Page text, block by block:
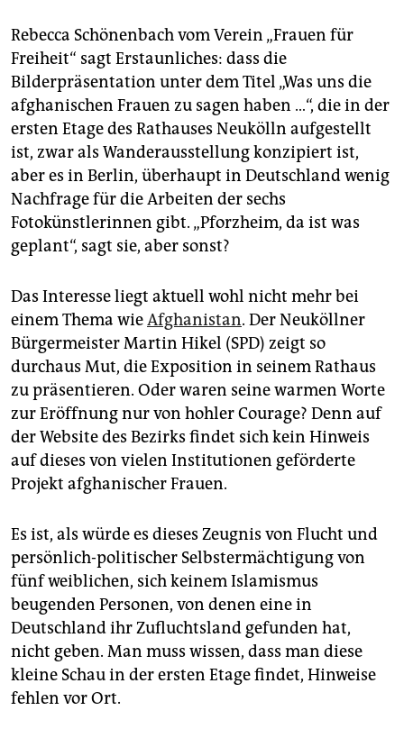
unterstützen
abo
genossenschaft
epaper login
Rebecca Schönenbach vom Verein „Frauen für
Freiheit“ sagt Erstaunliches: dass die
Bilderpräsentation unter dem Titel „Was uns die
afghanischen Frauen zu sagen haben …“, die in der
ersten Etage des Rathauses Neukölln aufgestellt
ist, zwar als Wanderausstellung konzipiert ist,
aber es in Berlin, überhaupt in Deutschland wenig
Nachfrage für die Arbeiten der sechs
Fotokünstlerinnen gibt. „Pforzheim, da ist was
geplant“, sagt sie, aber sonst?
Das Interesse liegt aktuell wohl nicht mehr bei
einem Thema wieAfghanistan. Der Neuköllner
Bürgermeister Martin Hikel (SPD) zeigt so
durchaus Mut, die Exposition in seinem Rathaus
zu präsentieren. Oder waren seine warmen Worte
zur Eröffnung nur von hohler Courage? Denn auf
der Website des Bezirks findet sich kein Hinweis
auf dieses von vielen Institutionen geförderte
Projekt afghanischer Frauen.
Es ist, als würde es dieses Zeugnis von Flucht und
persönlich-politischer Selbstermächtigung von
fünf weiblichen, sich keinem Islamismus
beugenden Personen, von denen eine in
Deutschland ihr Zufluchtsland gefunden hat,
nicht geben. Man muss wissen, dass man diese
kleine Schau in der ersten Etage findet, Hinweise
fehlen vor Ort.